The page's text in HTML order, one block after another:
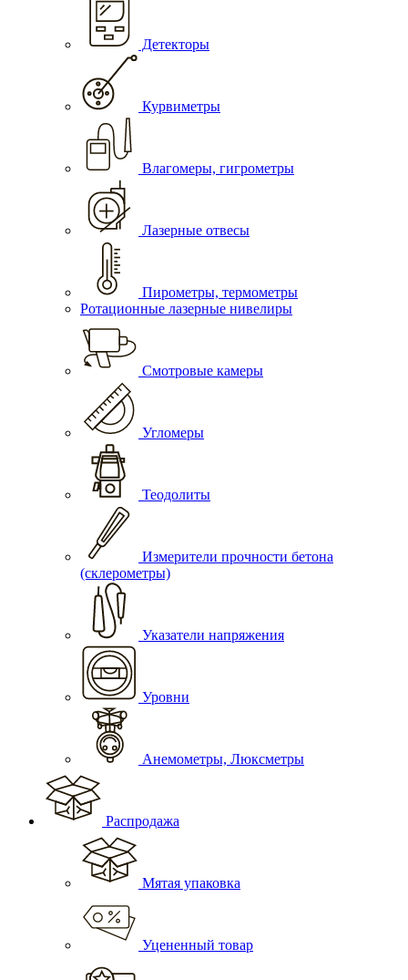
Детекторы
Курвиметры
Влагомеры, гигрометры
Лазерные отвесы
Пирометры, термометры
Ротационные лазерные нивелиры
Смотровые камеры
Угломеры
Теодолиты
Измерители прочности бетона
(склерометры)
Указатели напряжения
Уровни
Анемометры, Люксметры
Распродажа
Мятая упаковка
Уцененный товар